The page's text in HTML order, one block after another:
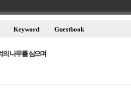
나무를 심으며
Keyword Guestbook